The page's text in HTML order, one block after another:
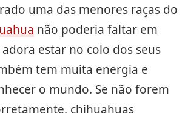
uma das menores raças do
não poderia faltar em
adora estar no colo dos seus
tem muita energia e
o mundo. Se não forem
chihuahuas